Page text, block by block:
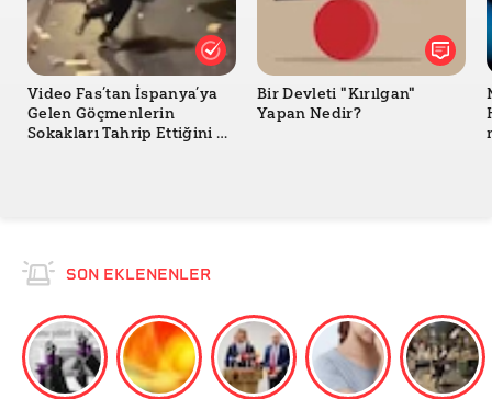
Video Fas’tan İspanya’ya
Gelen Göçmenlerin
Sokakları Tahrip Ettiğini mi
Bir Devleti "Kırılgan"
Yapan Nedir?
SON EKLENENLER